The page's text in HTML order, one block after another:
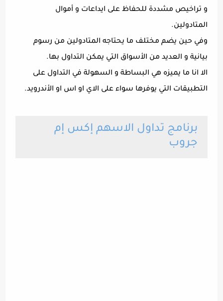
و تراخيص مشددة للحفاظ على ايداعات و أموال
المتادولين.
وفي حين يضم مختلف ما يحتاجه المتادولين من رسوم
بيانية و العديد من الأسواق التي يمكن التداول بها.
الا انا ما يميزه هي البساطة و السهولة في التداول على
التطبيقات التي يوفرها سواء على الاي او اس او الأندرويد.
برنامج تداول الاسهم إكس إم
جروب